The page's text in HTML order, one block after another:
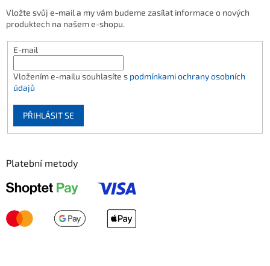
Vložte svůj e-mail a my vám budeme zasílat informace o nových
produktech na našem e-shopu.
E-mail
Vložením e-mailu souhlasíte s podmínkami ochrany osobních
údajů
PŘIHLÁSIT SE
Platební metody